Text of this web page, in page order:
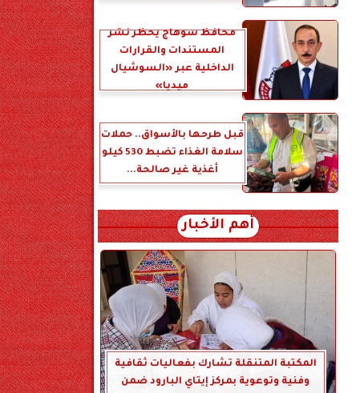
محافظ سوهاج يحظر نشر
المستندات والقرارات
الداخلية عبر «السوشيال
ميديا»
قبل طرحها بالأسواق.. حملات
سلامة الغذاء تضبط 530 كيلو
أغذية غير صالحة...
أهم الأخبار
المكتبة المتنقلة تشارك بفعاليات ثقافية
وفنية وتوعوية بمركز إيتاي البارود ضمن